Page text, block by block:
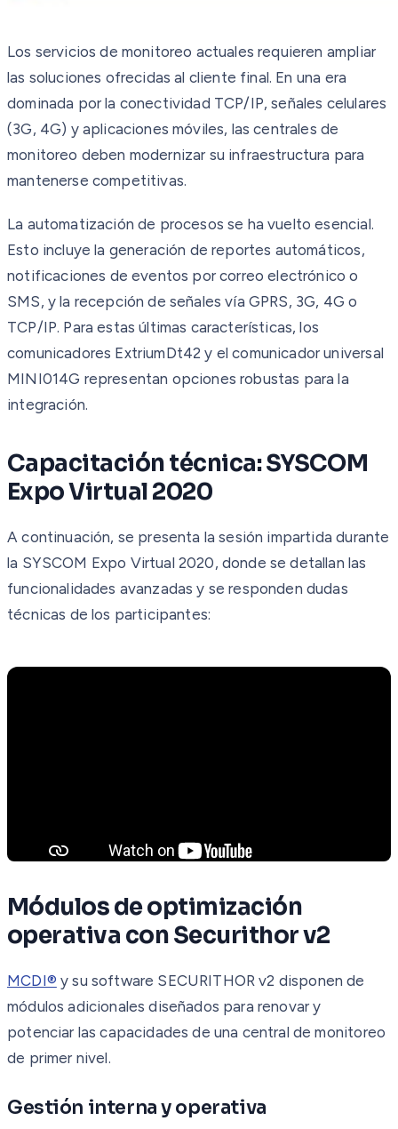
Los servicios de monitoreo actuales requieren ampliar
las soluciones ofrecidas al cliente final. En una era
dominada por la conectividad TCP/IP, señales celulares
(3G, 4G) y aplicaciones móviles, las centrales de
monitoreo deben modernizar su infraestructura para
mantenerse competitivas.
La automatización de procesos se ha vuelto esencial.
Esto incluye la generación de reportes automáticos,
notificaciones de eventos por correo electrónico o
SMS, y la recepción de señales vía GPRS, 3G, 4G o
TCP/IP. Para estas últimas características, los
comunicadores ExtriumDt42 y el comunicador universal
MINI014G representan opciones robustas para la
integración.
Capacitación técnica: SYSCOM
Expo Virtual 2020
A continuación, se presenta la sesión impartida durante
la SYSCOM Expo Virtual 2020, donde se detallan las
funcionalidades avanzadas y se responden dudas
técnicas de los participantes:
Módulos de optimización
operativa con Securithor v2
MCDI® y su software SECURITHOR v2 disponen de
módulos adicionales diseñados para renovar y
potenciar las capacidades de una central de monitoreo
de primer nivel.
Gestión interna y operativa